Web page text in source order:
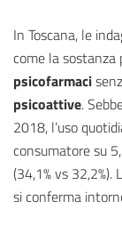
In Toscana, le
come la sostanza
psicofarmaci
psicoattive.
2018, l’uso
consumatore su
(34,1% vs
si conferma